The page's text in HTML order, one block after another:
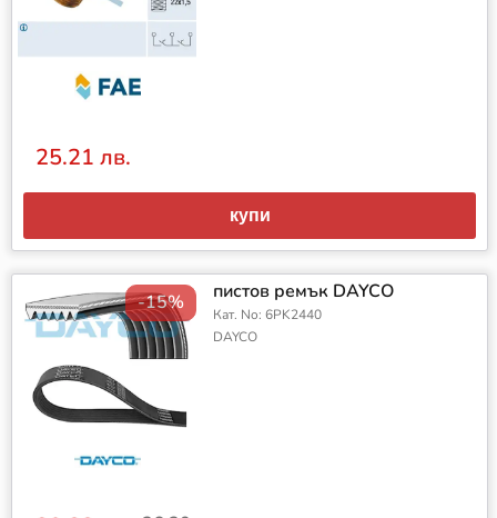
25.21 лв.
купи
-15% пистов ремък DAYCO
Кат. No: 6PK2440
DAYCO